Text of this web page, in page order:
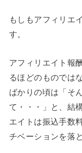
もしもアフィリエ
す。
アフィリエイト報
るほどのものでは
ばかりの頃は「そ
て・・・」と、結
エイトは振込手数
チベーションを落